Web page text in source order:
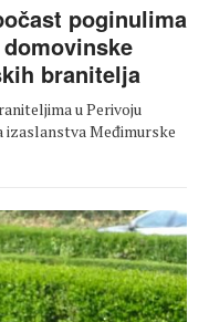
poginulima
branitelja
u Perivoju
izaslanstva Međimurske